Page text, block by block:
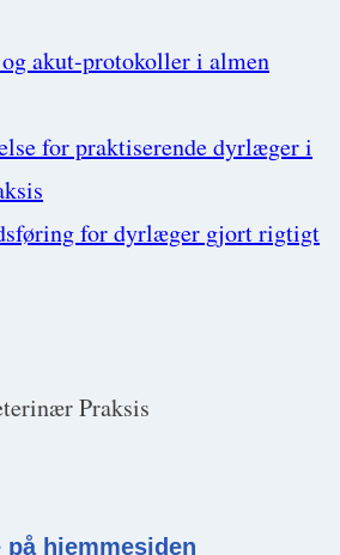
akut-protokoller i almen
for praktiserende dyrlæger i
for dyrlæger gjort rigtigt
Praksis
hjemmesiden